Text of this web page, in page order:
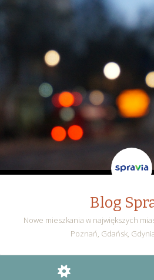
Blog
Nowe mieszkania w największych
Poznań, Gdańsk,
WIDGETS
SEARCH